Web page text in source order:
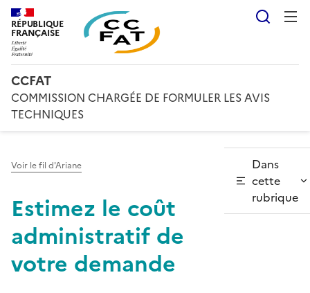
RÉPUBLIQUE
FRANÇAISE
CCFAT
COMMISSION CHARGÉE DE FORMULER LES AVIS
TECHNIQUES
Voir le fil d'Ariane
Estimez le coût
administratif de
votre demande
Dans
cette
rubrique